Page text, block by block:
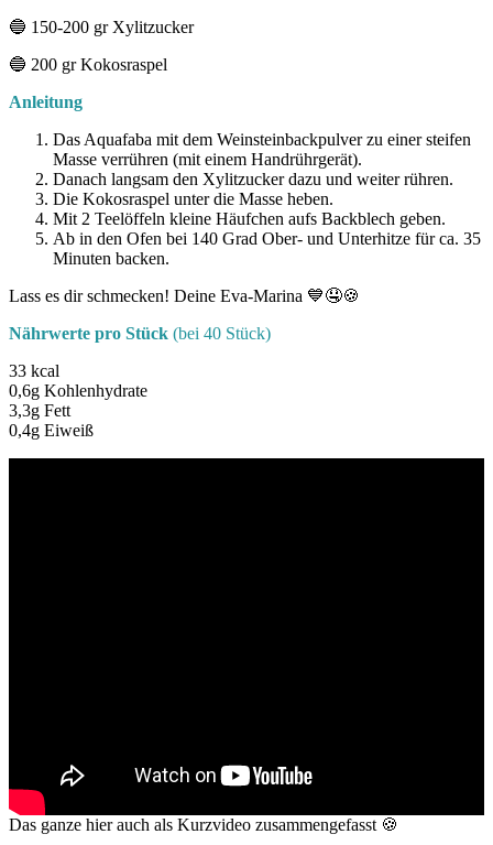
🔵 150-200 gr Xylitzucker
🔵 200 gr Kokosraspel
Anleitung
Das Aquafaba mit dem Weinsteinbackpulver zu einer steifen
Masse verrühren (mit einem Handrührgerät).
Danach langsam den Xylitzucker dazu und weiter rühren.
Die Kokosraspel unter die Masse heben.
Mit 2 Teelöffeln kleine Häufchen aufs Backblech geben.
Ab in den Ofen bei 140 Grad Ober- und Unterhitze für ca. 35
Minuten backen.
Lass es dir schmecken! Deine Eva-Marina 💙🤤🍪
Nährwerte pro Stück (bei 40 Stück)
33 kcal
0,6g Kohlenhydrate
3,3g Fett
0,4g Eiweiß
Das ganze hier auch als Kurzvideo zusammengefasst 🍪